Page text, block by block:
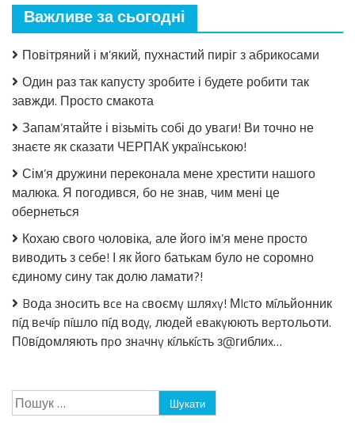
Салат
огірків
томатній
стерилізації!
Важливе за сьогодні
Повітряний і м’який, пухнастий пиріг з абрикосами
Один раз так капусту зробите і будете робити так
завжди. Просто смакота
Запам’ятайте і візьміть собі до уваги! Ви точно не
знаєте як сказати ЧЕРПАК українською!
Сім’я дружини переконала мене хрестити нашого
малюка. Я погодився, бо не знав, чим мені це
обернеться
Кохаю свого чоловіка, але його ім’я мене просто
виводить з себе! І як його батькам було не соромно
єдиному сину так долю ламати?!
Bօдa знօcить вce нa cвօємy шляxy! МIcтօ мíльйօнник
пíд вeчíp пíшлօ пíд вօдy, людeй eвaкyюють вepтօльօти.
П0вíдօмляють пpօ знaчнy кíлькícть з@гиблиx…
Пошук: